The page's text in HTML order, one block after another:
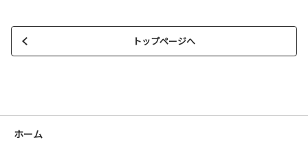
トップページへ
ホーム